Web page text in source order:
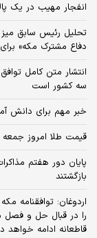
انفجار مهیب در یک
تحلیل رئیس سابق میز
دفاع مشترک مکه» برای
انتشار متن کامل
سه کشور است
خبر مهم برای دانش
قیمت طلا امروز جمعه ۱۶ مرداد ۱۴۰۵/ افزایش قیمت طلا
پایان دور هفتم
بازگشتند
اردوغان:
را در قبال حل و فصل
قاطعانه ادامه خواهد